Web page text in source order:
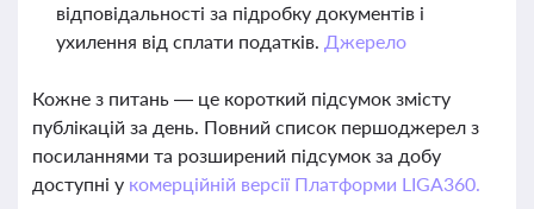
відповідальності за підробку документів і
ухилення від сплати податків. Джерело
Кожне з питань — це короткий підсумок змісту
публікацій за день. Повний список першоджерел з
посиланнями та розширений підсумок за добу
доступні у комерційній версії Платформи LIGA360.